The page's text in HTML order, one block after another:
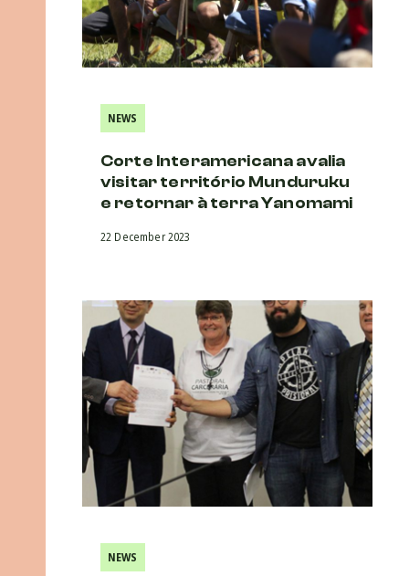
NEWS
Corte Interamericana avalia
visitar território Munduruku
e retornar à terra Yanomami
22 December 2023
NEWS